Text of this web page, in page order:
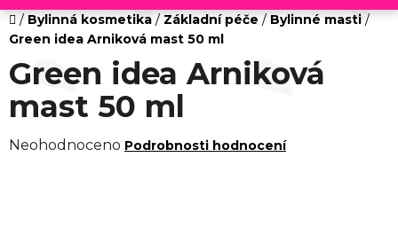
Domů
/ Bylinná kosmetika / Základní péče / Bylinné masti /
Green idea Arniková mast 50 ml
Green idea Arniková
mast 50 ml
Průměrné
Neohodnoceno Podrobnosti hodnocení